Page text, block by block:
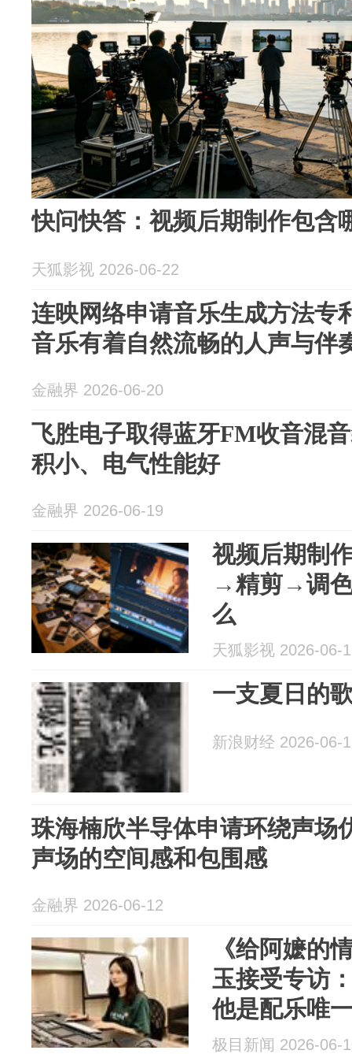
快问快答：视频后期制作包含
天狐影视 2026-06-22
连映网络申请音乐生成方法专
音乐有着自然流畅的人声与伴
金融界 2026-06-20
飞胜电子取得蓝牙FM收音混
积小、电气性能好
金融界 2026-06-19
视频后期制
→精剪→调
么
天狐影视 2026-06-
一支夏日的
新浪财经 2026-06-
珠海楠欣半导体申请环绕声场
声场的空间感和包围感
金融界 2026-06-12
《给阿嬷的
玉接受专访
他是配乐唯
极目新闻 2026-06-